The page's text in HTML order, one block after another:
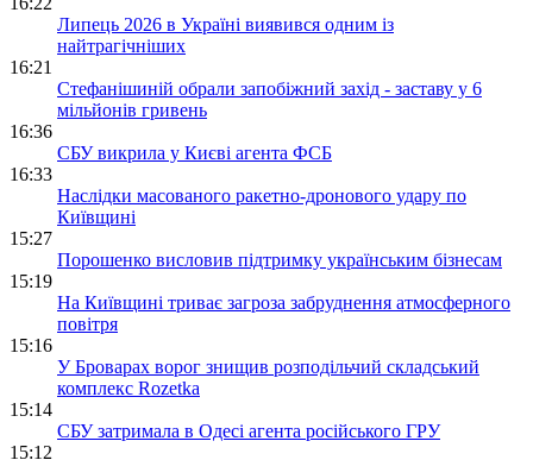
Липець 2026 в Україні виявився одним із
найтрагічніших
16:21
Стефанішиній обрали запобіжний захід - заставу у 6
мільйонів гривень
16:36
СБУ викрила у Києві агента ФСБ
16:33
Наслідки масованого ракетно-дронового удару по
Київщині
15:27
Порошенко висловив підтримку українським бізнесам
15:19
На Київщині триває загроза забруднення атмосферного
повітря
15:16
У Броварах ворог знищив розподільчий складський
комплекс Rozetka
15:14
СБУ затримала в Одесі агента російського ГРУ
15:12